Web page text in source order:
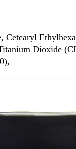
Dioxide